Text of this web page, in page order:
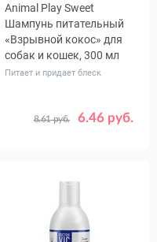
Animal Play Sweet
Шампунь питательный
«Взрывной кокос» для
собак и кошек, 300 мл
Питает и придает блеск
6.46 руб.
8.61 руб.